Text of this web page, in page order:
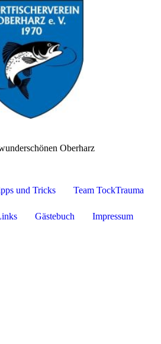
Oberharz
und Tricks Team TockTrauma
Gästebuch Impressum